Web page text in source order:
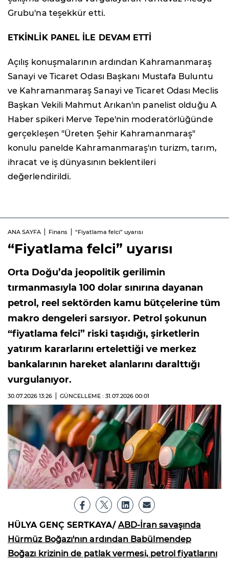
Grubu'na teşekkür etti.
ETKİNLİK PANEL İLE DEVAM ETTİ
Açılış konuşmalarının ardından Kahramanmaraş
Sanayi ve Ticaret Odası Başkanı Mustafa Buluntu
ve Kahramanmaraş Sanayi ve Ticaret Odası Meclis
Başkan Vekili Mahmut Arıkan'ın panelist olduğu A
Haber spikeri Merve Tepe'nin moderatörlüğünde
gerçekleşen "Üreten Şehir Kahramanmaraş"
konulu panelde Kahramanmaraş'ın turizm, tarım,
ihracat ve iş dünyasının beklentileri
değerlendirildi.
ANA SAYFA Finans “Fiyatlama felci” uyarısı
“Fiyatlama felci” uyarısı
Orta Doğu’da jeopolitik gerilimin
tırmanmasıyla 100 dolar sınırına dayanan
petrol, reel sektörden kamu bütçelerine tüm
makro dengeleri sarsıyor. Petrol şokunun
“fiyatlama felci” riski taşıdığı, şirketlerin
yatırım kararlarını ertelettiği ve merkez
bankalarının hareket alanlarını daralttığı
vurgulanıyor.
30.07.2026 13:26 GÜNCELLEME : 31.07.2026 00:01
HÜLYA GENÇ SERTKAYA/ ABD-İran savaşında
Hürmüz Boğazı'nın ardından Babülmendep
Boğazı krizinin de patlak vermesi, petrol fiyatlarını